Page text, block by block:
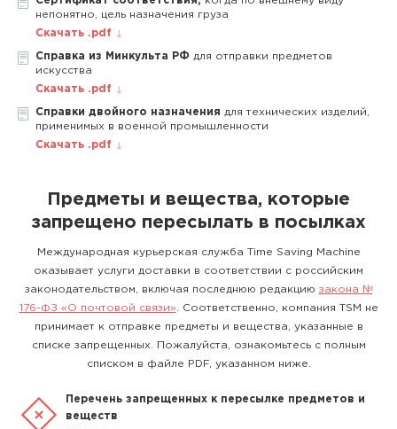
непонятно, цель назначения груза
Скачать .pdf
Справка из Минкульта РФ для отправки предметов
искусства
Скачать .pdf
Справки двойного назначения для технических изделий,
применимых в военной промышленности
Скачать .pdf
Предметы и вещества, которые
запрещено пересылать в посылках
Международная курьерская служба Time Saving Machine
оказывает услуги доставки в соответствии с российским
законодательством, включая последнюю редакцию закона №
176-ФЗ «О почтовой связи» . Соответственно, компания TSM не
принимает к отправке предметы и вещества, указанные в
списке запрещенных. Пожалуйста, ознакомьтесь с полным
списком в файле PDF, указанном ниже.
Перечень запрещенных к пересылке предметов и
веществ